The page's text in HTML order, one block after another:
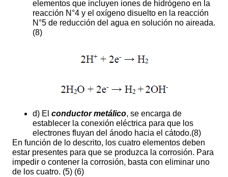
elementos que incluyen iones de hidrógeno en la
reacción N°4 y el oxígeno disuelto en la reacción
N°5 de reducción del agua en solución no aireada.
(8)
d) El conductor metálico, se encarga de
establecer la conexión eléctrica para que los
electrones fluyan del ánodo hacia el cátodo.(8)
En función de lo descrito, los cuatro elementos deben
estar presentes para que se produzca la corrosión. Para
impedir o contener la corrosión, basta con eliminar uno
de los cuatro. (5) (6)